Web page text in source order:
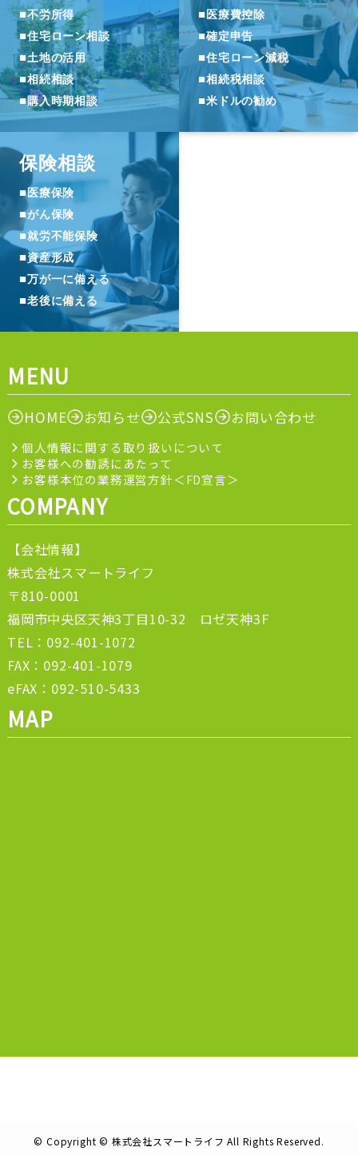
■不労所得
■住宅ローン相談
■土地の活用
■相続相談
■購入時期相談
■ 医療費控除
■確定申告
■住宅ローン減税
■相続税相談
■米ドルの勧め
保険相談
■医療保険
■がん保険
■就労不能保険
■資産形成
■万が一に備える
■老後に備える
MENU
HOME お知らせ 公式SNS お問い合わせ
個人情報に関する取り扱いについて
お客様への勧誘にあたって
お客様本位の業務運営方針＜FD宣言＞
COMPANY
【会社情報】
株式会社スマートライフ
〒810-0001
福岡市中央区天神3丁目10-32 ロゼ天神3F
TEL：092-401-1072
FAX：092-401-1079
eFAX：092-510-5433
MAP
© Copyright © 株式会社スマートライフ All Rights Reserved.